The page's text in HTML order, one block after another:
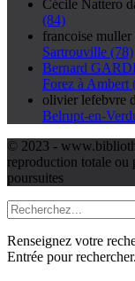
Cécile Nattero
(84)
francoise muller
Sartrouville (78)
Bernard
Forez à Ambert
olivier lefebvre
Belrupt-en-
© 2023 -
reproduction totale ou
poursuites
Renseignez votre
Entrée pour